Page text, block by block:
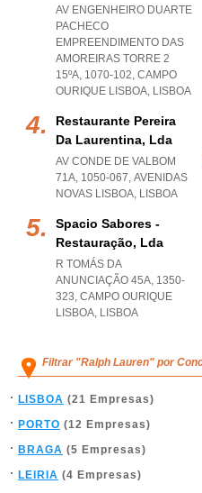
AV ENGENHEIRO DUARTE
PACHECO
EMPREENDIMENTO DAS
AMOREIRAS TORRE 2
15ºA, 1070-102, CAMPO
OURIQUE LISBOA, LISBOA
Restaurante Pereira
Da Laurentina, Lda
AV CONDE DE VALBOM
71A, 1050-067, AVENIDAS
NOVAS LISBOA, LISBOA
Spacio Sabores -
Restauração, Lda
R TOMÁS DA
ANUNCIAÇÃO 45A, 1350-
323, CAMPO OURIQUE
LISBOA, LISBOA
Filtrar "Ralph Lauren" por
LISBOA (21 Empresas)
PORTO (12 Empresas)
BRAGA (5 Empresas)
LEIRIA (4 Empresas)